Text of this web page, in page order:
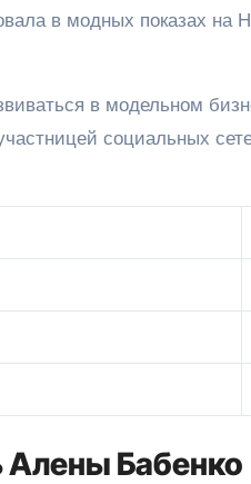
в модных показах
в модельном
социальных
Алены Бабенко